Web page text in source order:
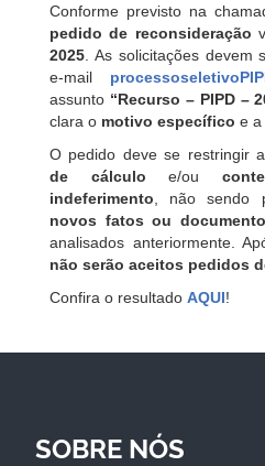
Conforme previsto na
pedido de reconsideração
2025 . As solicitações
e-mail
assunto “Recurso – PIPD –
clara o motivo específico e a
O pedido deve se restringir
de cálculo e/ou
indeferimento , não sendo
novos fatos ou
analisados anteriormente.
não serão aceitos pedidos
Confira o resultado AQUI!
SOBRE NÓS